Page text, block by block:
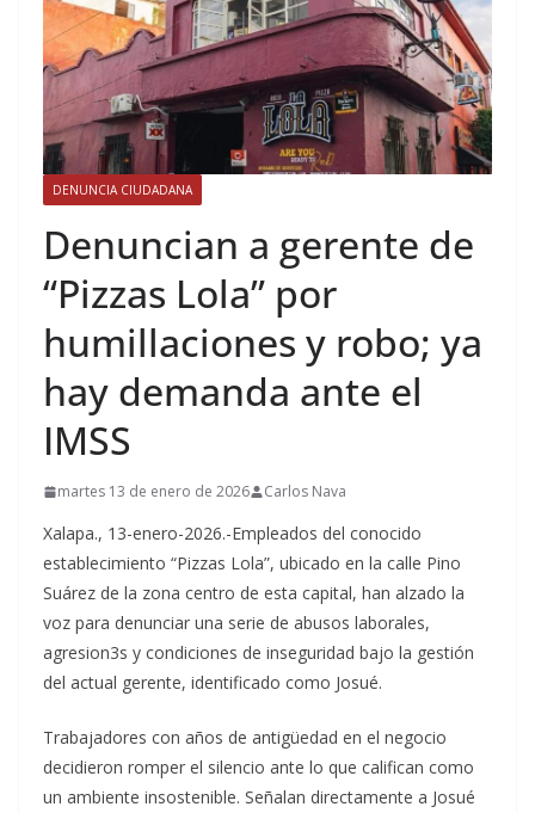
DENUNCIA CIUDADANA
Denuncian a gerente de
“Pizzas Lola” por
humillaciones y robo; ya
hay demanda ante el
IMSS
martes 13 de enero de 2026 Carlos Nava
Xalapa., 13-enero-2026.-Empleados del conocido
establecimiento “Pizzas Lola”, ubicado en la calle Pino
Suárez de la zona centro de esta capital, han alzado la
voz para denunciar una serie de abusos laborales,
agresion3s y condiciones de inseguridad bajo la gestión
del actual gerente, identificado como Josué.
Trabajadores con años de antigüedad en el negocio
decidieron romper el silencio ante lo que califican como
un ambiente insostenible. Señalan directamente a Josué